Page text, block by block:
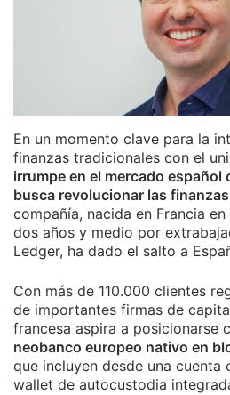
En un momento clave para la
finanzas tradicionales con el
irrumpe en el mercado
busca revolucionar las
compañía, nacida en Francia
dos años y medio por
Ledger, ha dado el salto a
Con más de 110.000 clientes
de importantes firmas de
francesa aspira a posicionarse
neobanco europeo nativo en
que incluyen desde una cuenta
wallet de autocustodia